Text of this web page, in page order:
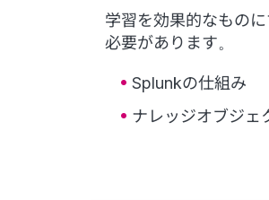
学習を効果的なもの
必要があります。
Splunkの仕組み
ナレッジオブジェ